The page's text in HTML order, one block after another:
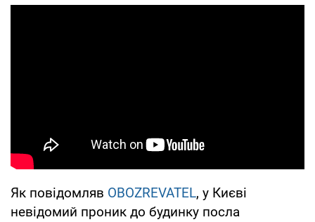
Як повідомляв OBOZREVATEL, у Києві
невідомий проник до будинку посла